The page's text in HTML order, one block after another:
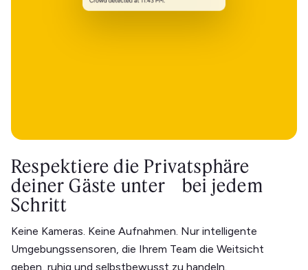
Respektiere die Privatsphäre
deiner Gäste unter bei jedem
Schritt
Keine Kameras. Keine Aufnahmen. Nur intelligente
Umgebungssensoren, die Ihrem Team die Weitsicht
geben, ruhig und selbstbewusst zu handeln.